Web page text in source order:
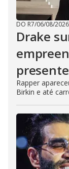
DO R7/06/08/2026
Drake
Rapper
Birkin e até